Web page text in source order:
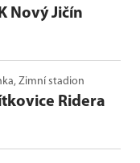
Nový Jičín
Zimní stadion
Ridera